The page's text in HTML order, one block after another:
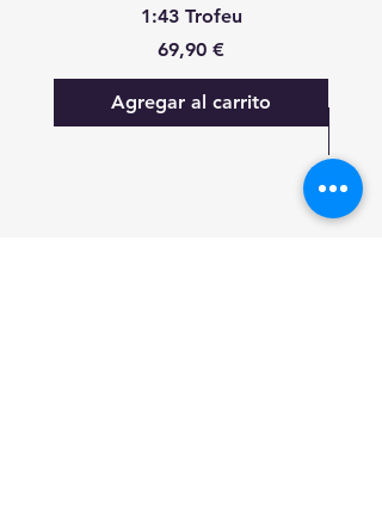
1:43 Trofeu
Precio
69,90 €
Agregar al carrito